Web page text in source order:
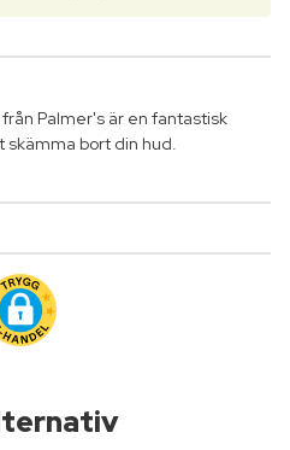
Palmer's är en fantastisk
skämma bort din hud.